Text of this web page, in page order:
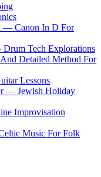
— Canon In D For
Tech Explorations
Detailed Method For
Lessons
— Jewish Holiday
Improvisation
Music For Folk